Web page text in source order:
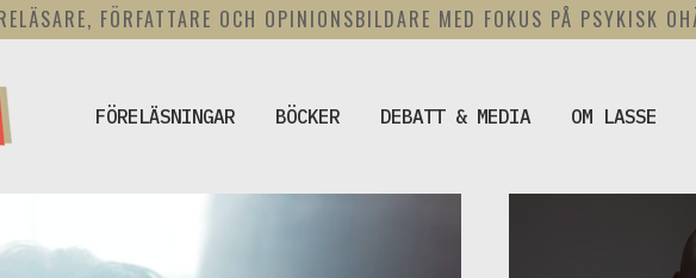
FÖRFATTARE OCH OPINIONSBILDARE MED FOKUS PÅ PSYKISK
FÖRELÄSNINGAR BÖCKER DEBATT & MEDIA OM LASSE